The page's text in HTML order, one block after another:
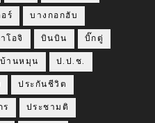
ร์ บางกอกฮับ
โอจิ บินบิน บิ๊กตู่
บ้านหมุน ป.ป.ช.
ประกันชีวิต
ร ประชามติ